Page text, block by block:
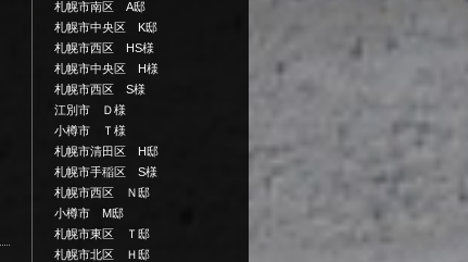
札幌市南区 A邸
札幌市中央区 K邸
札幌市西区 HS様
札幌市中央区 H様
札幌市西区 S様
江別市 Ｄ様
小樽市 Ｔ様
札幌市清田区 H邸
札幌市手稲区 S様
札幌市西区 Ｎ邸
小樽市 M邸
札幌市東区 Ｔ邸
札幌市北区 Ｈ邸